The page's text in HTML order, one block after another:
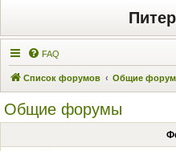
FAQ
Список форумов Общие
Общие форумы